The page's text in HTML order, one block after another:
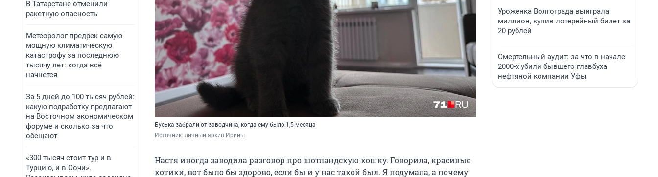
В Татарстане отменили
ракетную опасность
Метеоролог предрек самую
мощную климатическую
катастрофу за последнюю
тысячу лет: когда всё
начнется
За 5 дней до 100 тысяч рублей:
какую подработку предлагают
на Восточном экономическом
форуме и сколько за что
обещают
«300 тысяч стоит тур и в
Турцию, и в Сочи».
Буська забрали от заводчика, когда ему было 1,5 месяца
Источник: личный архив Ирины
Настя иногда заводила разговор про шотландскую кошку. Говорила, красивые
котики, вот было бы здорово, если бы и у нас такой был. Я подумала, а почему
Уроженка Волгограда выиграла
миллион, купив лотерейный билет за
20 рублей
Смертельный аудит: за что в начале
2000-х убили бывшего главбуха
нефтяной компании Уфы